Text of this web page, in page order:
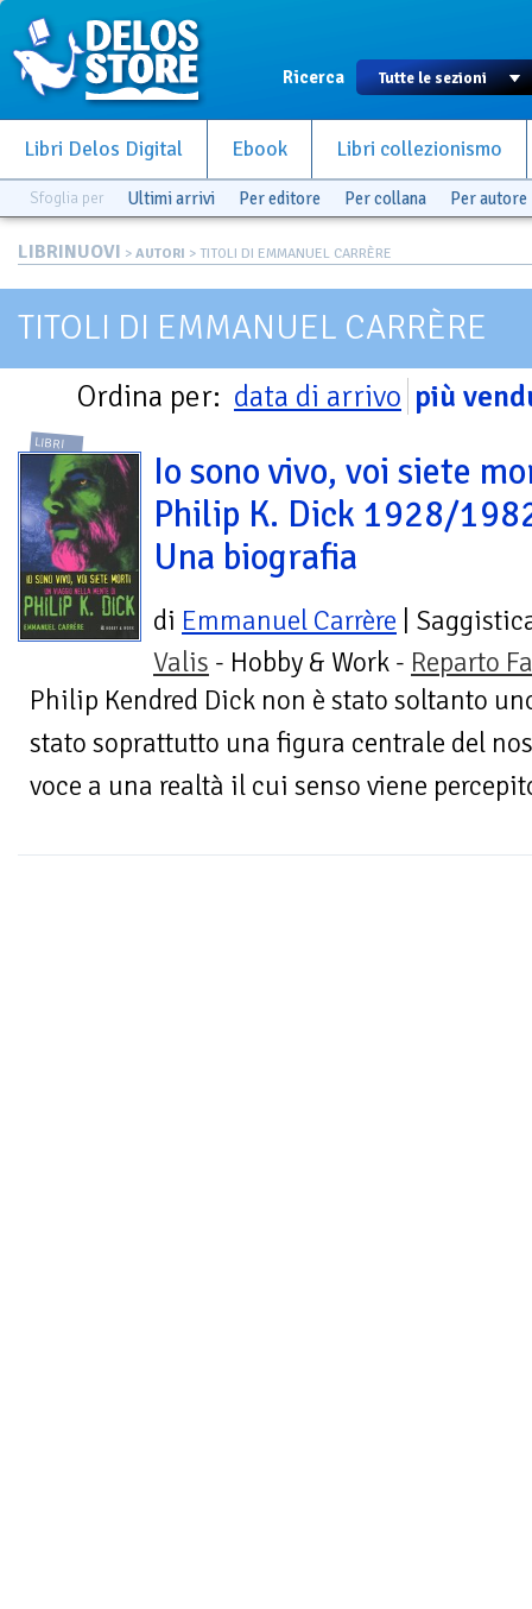
Ricerca
Libri Delos Digital Ebook Libri collezionismo
Sfoglia per Ultimi arrivi Per editore Per collana Per autore
LIBRINUOVI > AUTORI > TITOLI DI EMMANUEL CARRÈRE
TITOLI DI EMMANUEL CARRÈRE
Ordina per: data di arrivo più
LIBRI
Io sono vivo, voi siete
Philip K. Dick 1928/
Una biografia
di Emmanuel Carrère |
Valis - Hobby & Work - Reparto
Philip Kendred Dick non è stato soltanto
stato soprattutto una figura centrale del
voce a una realtà il cui senso viene